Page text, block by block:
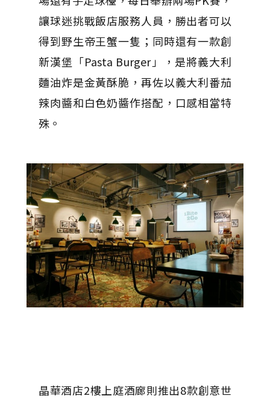
讓球迷挑戰飯店服務人員，勝出者可以
得到野生帝王蟹一隻；同時還有一款創
新漢堡「Pasta Burger」，是將義大利
麵油炸是金黃酥脆，再佐以義大利番茄
辣肉醬和白色奶醬作搭配，口感相當特
殊。
晶華酒店2樓上庭酒廊則推出8款創意世